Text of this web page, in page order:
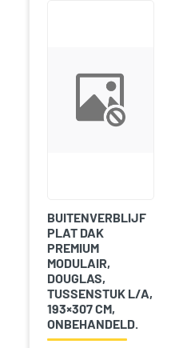
BUITENVERBLIJF
PLAT DAK
PREMIUM
MODULAIR,
DOUGLAS,
TUSSENSTUK L/A,
193×307 CM,
ONBEHANDELD.